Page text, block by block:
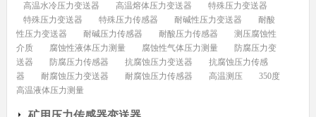
高温水冷压力变送器 高温熔体压力变送器
特殊压力变送器
特殊压力变送器
特殊压力传感器 耐碱性压力变送器
耐酸
性压力变送器
耐碱压力传感器 耐酸压力传感器
测压腐蚀性
介质
腐蚀性液体压力测量 腐蚀性气体压力测量
防腐压力变
送器
防腐压力传感器 抗腐蚀压力变送器
抗腐蚀压力传感
器
耐腐蚀压力变送器 耐腐蚀压力传感器 高温测压
350度
高温液体压力测量